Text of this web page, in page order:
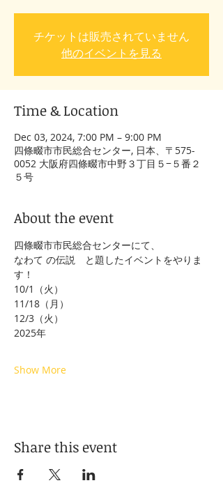
チケットは販売されていません
他のイベントを見る
Time & Location
Dec 03, 2024, 7:00 PM – 9:00 PM
四條畷市市民総合センター, 日本、〒575-
0052 大阪府四條畷市中野３丁目５−５番２
５号
About the event
四條畷市市民総合センターにて、
なわて の伝説　と題したイベントをやりま
す！
10/1（火）
11/18（月）
12/3（火）
2025年
Show More
Share this event